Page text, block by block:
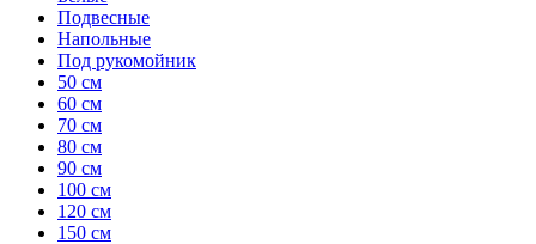
Подвесные
Напольные
Под рукомойник
50 см
60 см
70 см
80 см
90 см
100 см
120 см
150 см